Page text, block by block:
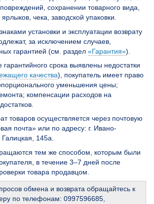
сохранении товарного вида,
чека, заводской упаковки.
установки и эксплуатации возврату
за исключением случаев,
гарантией (см. раздел «Гарантия»).
гарантийного срока выявлены недостатки
качества), покупатель имеет право
уменьшения цены;
компенсации расходов на
товаров осуществляется через почтовую
почта» или по адресу: г. Ивано-
145а.
тем же способом, которым были
в течение 3–7 дней после
товара продавцом.
обмена и возврата обращайтесь к
по телефонам: 0997596685,